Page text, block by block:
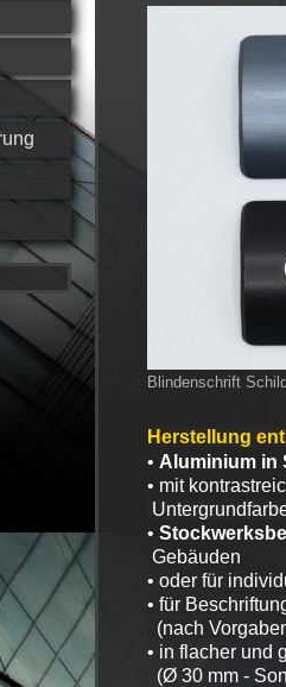
Blindenschrift
Herstellung
• Aluminium in
• mit
•
Gebäuden
• oder für
• für
(nach
• in flacher und
(Ø 30 mm -